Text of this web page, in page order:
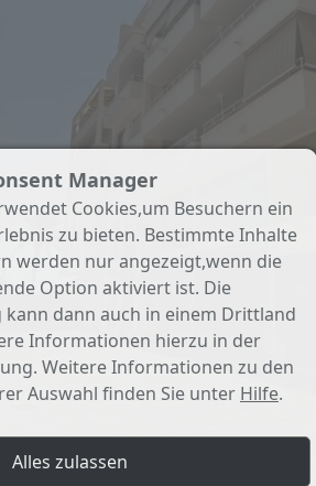
Manager
Cookies,um Besuchern ein
zu bieten. Bestimmte Inhalte
werden nur angezeigt,wenn die
Option aktiviert ist. Die
dann auch in einem Drittland
Informationen hierzu in der
Weitere Informationen zu den
Auswahl finden Sie unter Hilfe.